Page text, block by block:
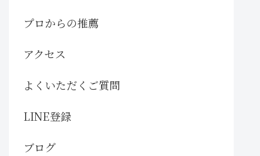
プロからの推薦
アクセス
よくいただくご質問
LINE登録
ブログ